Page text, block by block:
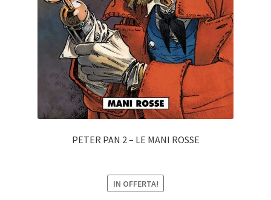
PETER PAN 2 – LE MANI ROSSE
IN OFFERTA!